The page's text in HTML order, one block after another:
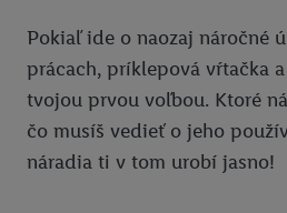
Pokiaľ ide o naozaj náročné
prácach, príklepová vŕtačka
tvojou prvou voľbou. Ktoré
čo musíš vedieť o jeho
náradia ti v tom urobí jasno!